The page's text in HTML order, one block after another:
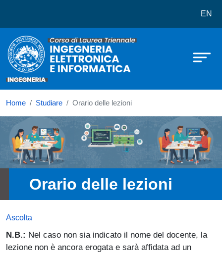
Corso di laurea in Ingegneria EN
Home Studiare Orario delle lezioni
Immagine
Orario delle lezioni
Ascolta
N.B.: Nel caso non sia indicato il nome del docente, la
lezione non è ancora erogata e sarà affidata ad un